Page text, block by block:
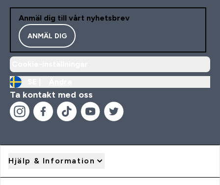
Anmäl dig till vårt nyhetsbrev
ANMÄL DIG
Ta kontakt med oss
Hjälp & Information